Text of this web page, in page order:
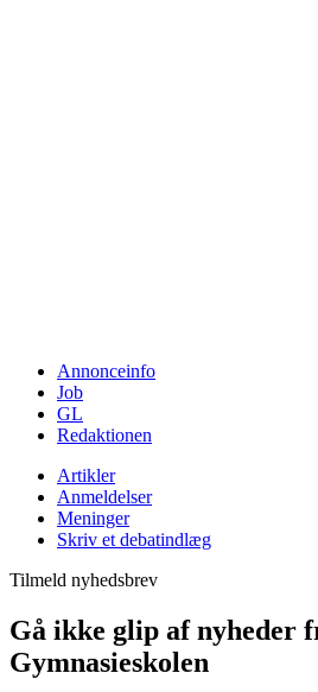
Annonceinfo
Job
GL
Redaktionen
Artikler
Anmeldelser
Meninger
Skriv et debatindlæg
Tilmeld nyhedsbrev
Gå ikke glip af nyheder
Gymnasieskolen